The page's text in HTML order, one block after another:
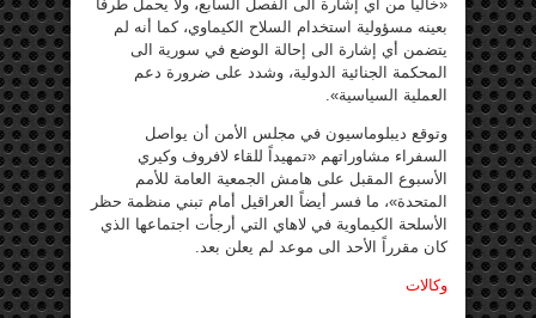
«خالياً من أي إشارة الى الفصل السابع، ولا يحمل طرفاً
بعينه مسؤولية استخدام السلاح الكيماوي، كما أنه لم
يتضمن أي إشارة الى إحالة الوضع في سورية الى
المحكمة الجنائية الدولية، وشدد على ضرورة دعم
العملية السياسية».
وتوقع ديبلوماسيون في مجلس الأمن أن يواصل
السفراء مشاوراتهم «تمهيداً للقاء لافروف وكيري
الأسبوع المقبل على هامش الجمعية العامة للأمم
المتحدة»، ما فسر أيضاً العراقيل أمام تبني منظمة حظر
الأسلحة الكيماوية في لاهاي التي أرجأت اجتماعها الذي
كان مقرراً الأحد الى موعد لم يعلن بعد.
وكالات